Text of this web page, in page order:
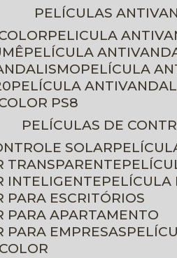
PELÍCULAS
PELICULA
PELÍCULA
PELÍCULA
PELÍCULA
PS8
PELÍCULAS DE
SOLAR
TRANSPARENTE
INTELIGENTE
PARA ESCRITÓRIOS
PARA APARTAMENTO
PARA EMPRESAS